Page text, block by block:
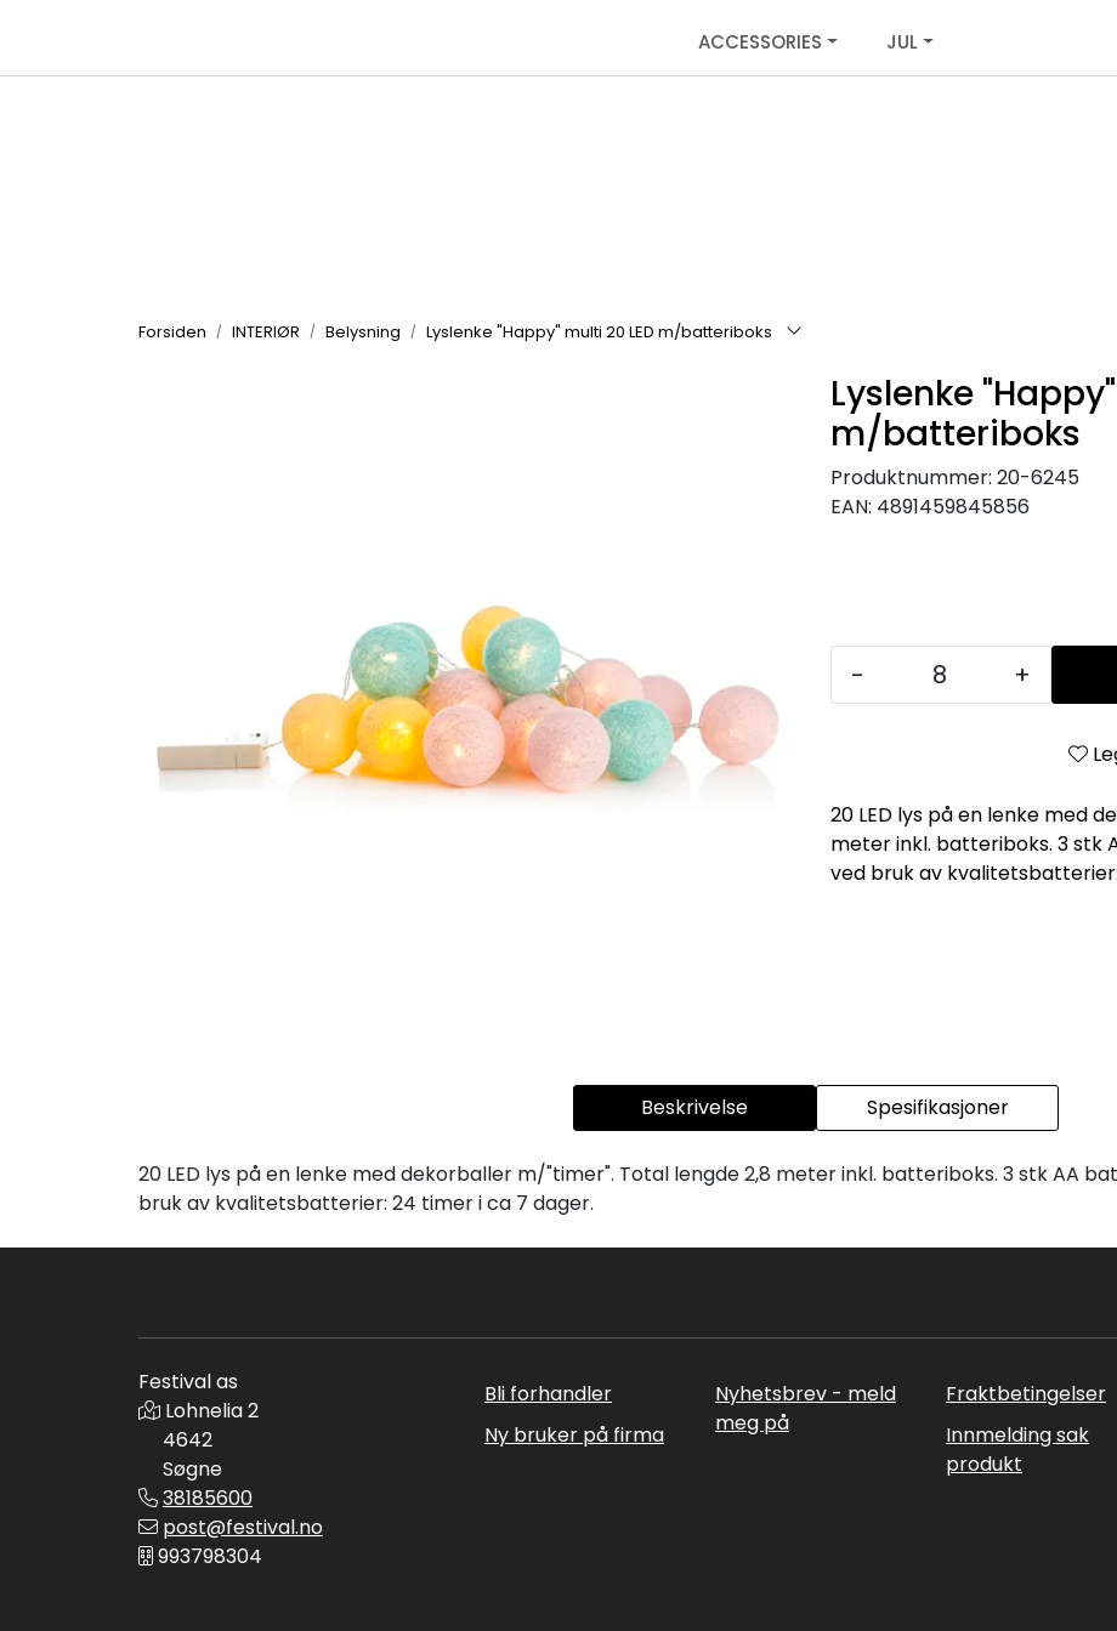
ACCESSORIES JUL
Forsiden INTERIØR Belysning Lyslenke "Happy" multi 20 LED m/batteriboks
Lyslenke
m/batteriboks
Produktnummer: 20-6245
EAN: 4891459845856
- +
20 LED lys på en lenke med
meter inkl. batteriboks. 3 stk
ved bruk av
Beskrivelse Spesifikasjoner
20 LED lys på en lenke med dekorballer m/"timer". Total lengde 2,8 meter inkl. batteriboks. 3 stk AA
bruk av kvalitetsbatterier: 24 timer i ca 7 dager.
Festival as
Lohnelia 2
4642
Søgne
38185600
post@festival.no
993798304
Bli forhandler
Ny bruker på firma
Nyhetsbrev - meld
meg på
Fraktbetingelser
Innmelding sak
produkt